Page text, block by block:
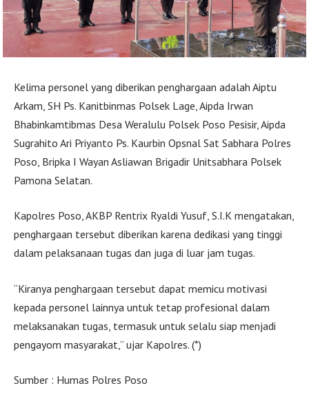
Kelima personel yang diberikan penghargaan adalah Aiptu
Arkam, SH Ps. Kanitbinmas Polsek Lage, Aipda Irwan
Bhabinkamtibmas Desa Weralulu Polsek Poso Pesisir, Aipda
Sugrahito Ari Priyanto Ps. Kaurbin Opsnal Sat Sabhara Polres
Poso, Bripka I Wayan Asliawan Brigadir Unitsabhara Polsek
Pamona Selatan.
Kapolres Poso, AKBP Rentrix Ryaldi Yusuf, S.I.K mengatakan,
penghargaan tersebut diberikan karena dedikasi yang tinggi
dalam pelaksanaan tugas dan juga di luar jam tugas.
“Kiranya penghargaan tersebut dapat memicu motivasi
kepada personel lainnya untuk tetap profesional dalam
melaksanakan tugas, termasuk untuk selalu siap menjadi
pengayom masyarakat,” ujar Kapolres. (*)
Sumber : Humas Polres Poso